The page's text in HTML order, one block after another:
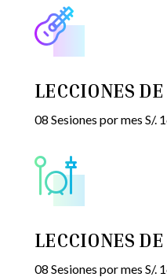
LECCIONES
08 Sesiones por mes S/.
LECCIONES
08 Sesiones por mes S/.